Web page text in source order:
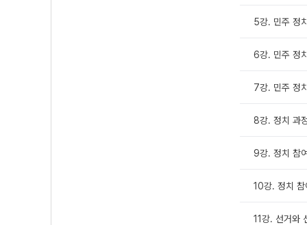
5강. 민주 정
6강. 민주 정
7강. 민주 정
8강. 정치 과
9강. 정치 참
10강. 정치 참
11강. 선거와